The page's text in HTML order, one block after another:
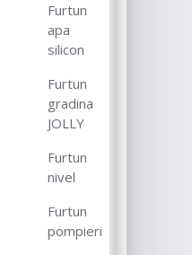
Furtun
apa
silicon
Furtun
gradina
JOLLY
Furtun
nivel
Furtun
pompieri